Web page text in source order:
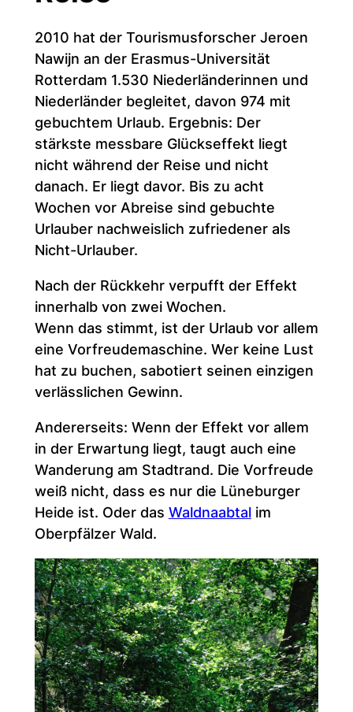
2010 hat der Tourismusforscher Jeroen
Nawijn an der Erasmus-Universität
Rotterdam 1.530 Niederländerinnen und
Niederländer begleitet, davon 974 mit
gebuchtem Urlaub. Ergebnis: Der
stärkste messbare Glückseffekt liegt
nicht während der Reise und nicht
danach. Er liegt davor. Bis zu acht
Wochen vor Abreise sind gebuchte
Urlauber nachweislich zufriedener als
Nicht-Urlauber.
Nach der Rückkehr verpufft der Effekt
innerhalb von zwei Wochen.
Wenn das stimmt, ist der Urlaub vor allem
eine Vorfreudemaschine. Wer keine Lust
hat zu buchen, sabotiert seinen einzigen
verlässlichen Gewinn.
Andererseits: Wenn der Effekt vor allem
in der Erwartung liegt, taugt auch eine
Wanderung am Stadtrand. Die Vorfreude
weiß nicht, dass es nur die Lüneburger
Heide ist. Oder das Waldnaabtalim
Oberpfälzer Wald.